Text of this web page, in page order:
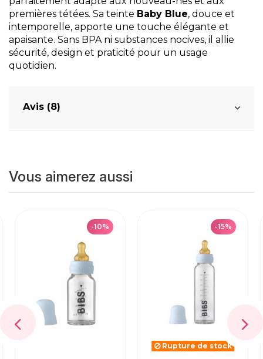
premières tétées. Sa teinte Baby Blue, douce et
intemporelle, apporte une touche élégante et
apaisante. Sans BPA ni substances nocives, il allie
sécurité, design et praticité pour un usage
quotidien.
Avis (8)
Vous aimerez aussi
-10% -15%
Rupture de stock